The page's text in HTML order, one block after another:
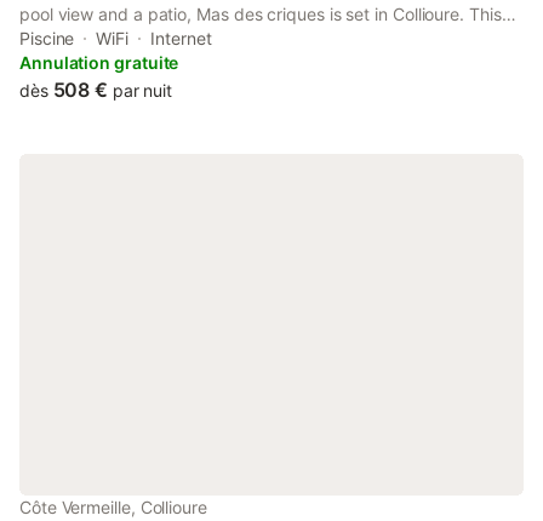
pool view and a patio, Mas des criques is set in Collioure. This
beachfront property offers access to a balcony, free private
parking and free WiFi.
Piscine WiFi
Internet
Annulation gratuite
dès 508 € par nuit
Côte Vermeille, Collioure